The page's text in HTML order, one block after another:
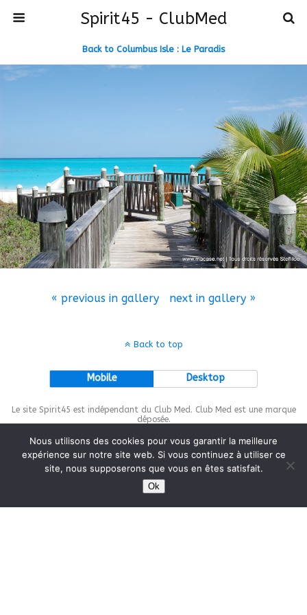
Spirit45 - ClubMed
Back to Columbus Isle : Le Paradis
« previous in gallery next in gallery »
Back to top
Mobile Desktop
Le site Spirit45 est indépendant du Club Med. Club Med est une marque
déposée.
This site is protected bywp-copyrightpro.com
Nous utilisons des cookies pour vous garantir la meilleure
expérience sur notre site web. Si vous continuez à utiliser ce
site, nous supposerons que vous en êtes satisfait.
Ok